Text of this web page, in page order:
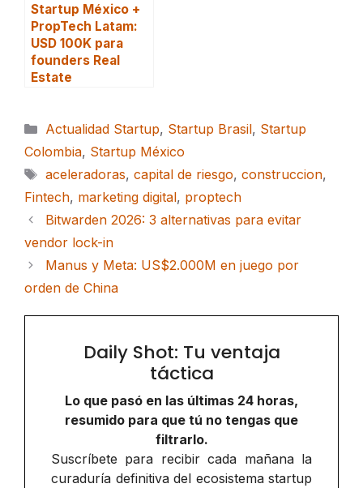
Startup México +
PropTech Latam:
USD 100K para
founders Real
Estate
Categorías
Actualidad Startup, Startup Brasil, Startup
Colombia, Startup México
Etiquetas
aceleradoras, capital de riesgo, construccion,
Fintech, marketing digital, proptech
Bitwarden 2026: 3 alternativas para evitar
vendor lock-in
Manus y Meta: US$2.000M en juego por
orden de China
Daily Shot: Tu ventaja
táctica
Lo que pasó en las últimas 24 horas,
resumido para que tú no tengas que
filtrarlo.
Suscríbete para recibir cada mañana la
curaduría definitiva del ecosistema startup